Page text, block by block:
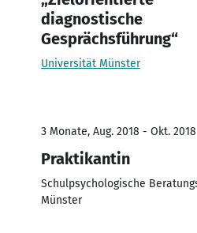
diagnostische
Gesprächsführung“
Universität Münster
3 Monate, Aug. 2018 - Okt. 2018
Praktikantin
Schulpsychologische
Münster